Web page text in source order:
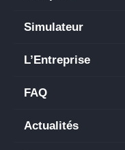
Simulateur
L’Entreprise
FAQ
Actualités